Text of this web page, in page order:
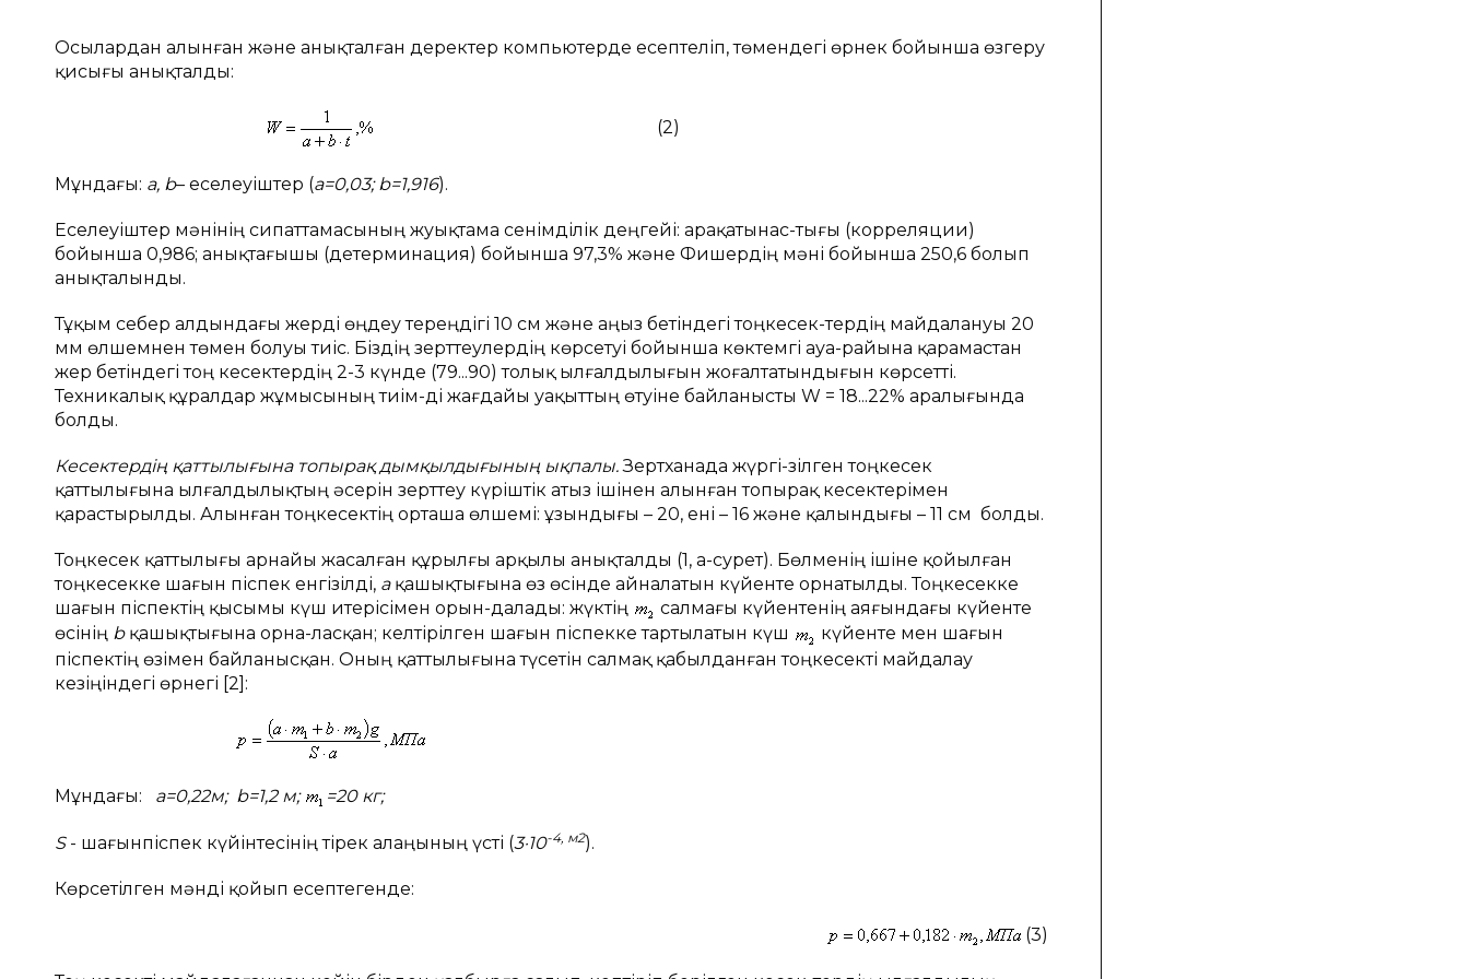
Осылардан алынған және анықталған деректер компьютерде есептеліп, төмендегі өрнек бойынша өзгеру
қисығы анықталды:
(2)
Мұндағы: а, b– еселеуіштер (а=0,03; b=1,916).
Еселеуіштер мәнінің сипаттамасының жуықтама сенімділік деңгейі: арақатынас-тығы (корреляции)
бойынша 0,986; анықтағышы (детерминация) бойынша 97,3% және Фишердің мәні бойынша 250,6 болып
анықталынды.
Тұқым себер алдындағы жерді өңдеу тереңдігі 10 см және аңыз бетіндегі тоңкесек-тердің майдалануы 20
мм өлшемнен төмен болуы тиіс. Біздің зерттеулердің көрсетуі бойынша көктемгі ауа-райына қарамастан
жер бетіндегі тоң кесектердің 2-3 күнде (79...90) толық ылғалдылығын жоғалтатындығын көрсетті.
Техникалық құралдар жұмысының тиім-ді жағдайы уақыттың өтуіне байланысты W = 18...22% аралығында
болды.
Кесектердің қаттылығына топырақ дымқылдығының ықпалы.Зертханада жүргі-зілген тоңкесек
қаттылығына ылғалдылықтың әсерін зерттеу күріштік атыз ішінен алынған топырақ кесектерімен
қарастырылды. Алынған тоңкесектің орташа өлшемі: ұзындығы – 20, ені – 16 және қалындығы – 11 см болды.
Тоңкесек қаттылығы арнайы жасалған құрылғы арқылы анықталды (1, а-сурет). Бөлменің ішіне қойылған
тоңкесекке шағын піспек енгізілді, ақашықтығына өз өсінде айналатын күйенте орнатылды. Тоңкесекке
шағын піспектің қысымы күш итерісімен орын-далады: жүктің
салмағы күйентенің аяғындағы күйенте
өсінің bқашықтығына орна-ласқан; келтірілген шағын піспекке тартылатын күш
күйенте мен шағын
піспектің өзімен байланысқан. Оның қаттылығына түсетін салмақ қабылданған тоңкесекті майдалау
кезіңіндегі өрнегі [2]:
Мұндағы: а=0,22м; b=1,2 м; =20 кг;
S- шағынпіспек күйінтесінің тірек алаңының үсті (3·10-4, м2).
Көрсетілген мәнді қойып есептегенде:
(3)